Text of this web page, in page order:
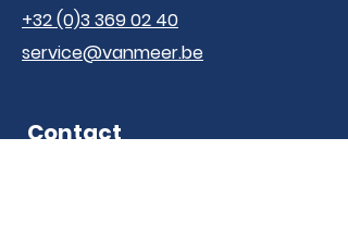
+32 (0)3 369 02 40
service@vanmeer.be
Contact